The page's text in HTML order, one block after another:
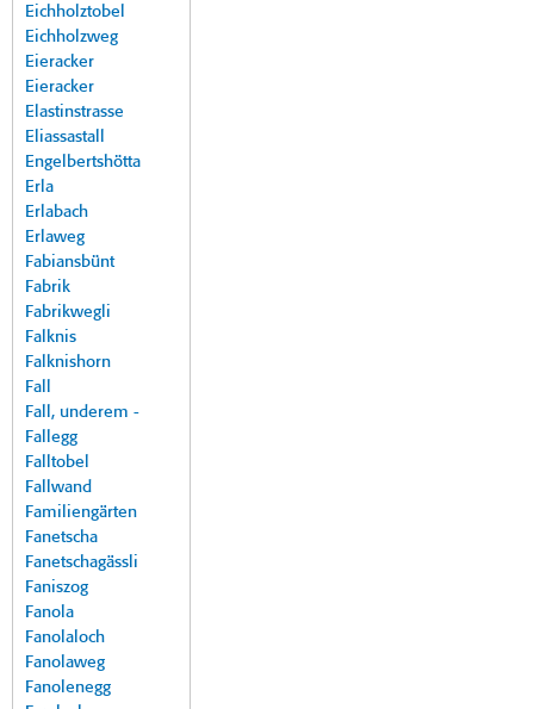
Eichholztobel
Eichholzweg
Eieracker
Eieracker
Elastinstrasse
Eliassastall
Engelbertshötta
Erla
Erlabach
Erlaweg
Fabiansbünt
Fabrik
Fabrikwegli
Falknis
Falknishorn
Fall
Fall, underem -
Fallegg
Falltobel
Fallwand
Familiengärten
Fanetscha
Fanetschagässli
Faniszog
Fanola
Fanolaloch
Fanolaweg
Fanolenegg